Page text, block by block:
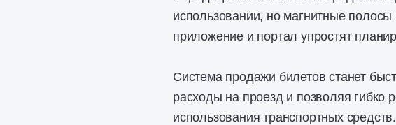
использовании, но магнитные
приложение и портал упростят
Система продажи билетов станет
расходы на проезд и позволяя гибко
использования транспортных средств.